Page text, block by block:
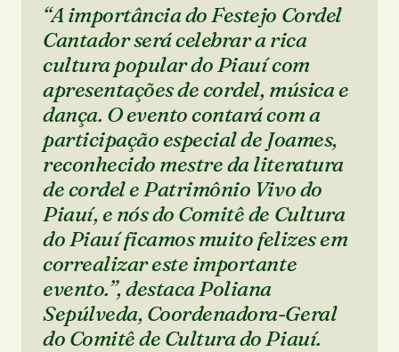
“A importância do Festejo Cordel
Cantador será celebrar a rica
cultura popular do Piauí com
apresentações de cordel, música e
dança. O evento contará com a
participação especial de Joames,
reconhecido mestre da literatura
de cordel e Patrimônio Vivo do
Piauí, e nós do Comitê de Cultura
do Piauí ficamos muito felizes em
correalizar este importante
evento.”, destaca Poliana
Sepúlveda, Coordenadora-Geral
do Comitê de Cultura do Piauí.